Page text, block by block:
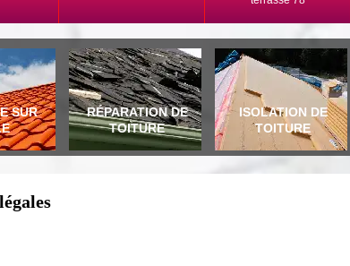
SUR
RÉPARATION DE
TOITURE
ISOLATION DE
TOITURE